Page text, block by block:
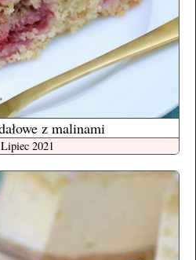
z malinami
2021